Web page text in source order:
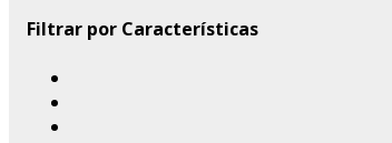
Filtrar por Características